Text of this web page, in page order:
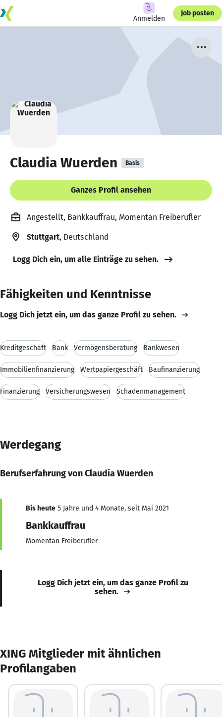
Anmelden
Job posten
Claudia Wuerden Basis
Ganzes Profil ansehen
Angestellt, Bankkauffrau, Momentan Freiberufler
Stuttgart, Deutschland
Logg Dich ein, um alle Einträge zu sehen.
Fähigkeiten und Kenntnisse
Logg Dich jetzt ein, um das ganze Profil zu sehen.
Kreditgeschäft Bank Vermögensberatung Bankwesen
Immobilienfinanzierung Wertpapiergeschäft Baufinanzierung
Finanzierung Versicherungswesen Schadenmanagement
Werdegang
Berufserfahrung von Claudia Wuerden
Bis heute 5 Jahre und 4 Monate, seit Mai 2021
Bankkauffrau
Momentan Freiberufler
Logg Dich jetzt ein, um das ganze Profil zu
sehen.
XING Mitglieder mit ähnlichen
Profilangaben